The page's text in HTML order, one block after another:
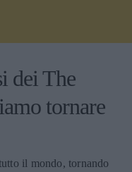
dei The
tornare
il mondo, tornando